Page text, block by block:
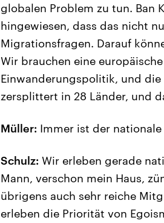
globalen Problem zu tun. Ban
hingewiesen, dass das nicht
Migrationsfragen. Darauf
Wir brauchen eine
Einwanderungspolitik, und
zersplittert in 28 Länder, und
Müller: Immer ist der
Schulz: Wir erleben gerade
Mann, verschon mein Haus,
übrigens auch sehr reiche
erleben die Priorität von